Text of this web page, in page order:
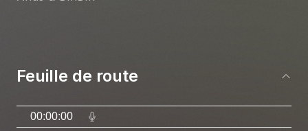
Feuille de route
00:00:00